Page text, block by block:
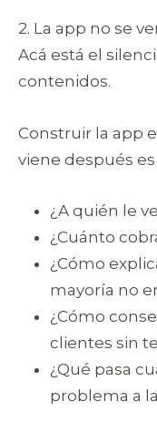
2. La app no se
Acá está el
contenidos.
Construir la app
viene después
¿A quién le
¿Cuánto
¿Cómo
mayoría no
¿Cómo
clientes sin
¿Qué pasa
problema a